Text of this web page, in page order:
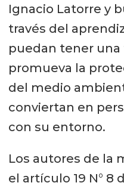
Ignacio Latorre y
través del
puedan tener
promueva la
del medio
conviertan en
con su entorno.
Los autores de la
el artículo 19 N° 8